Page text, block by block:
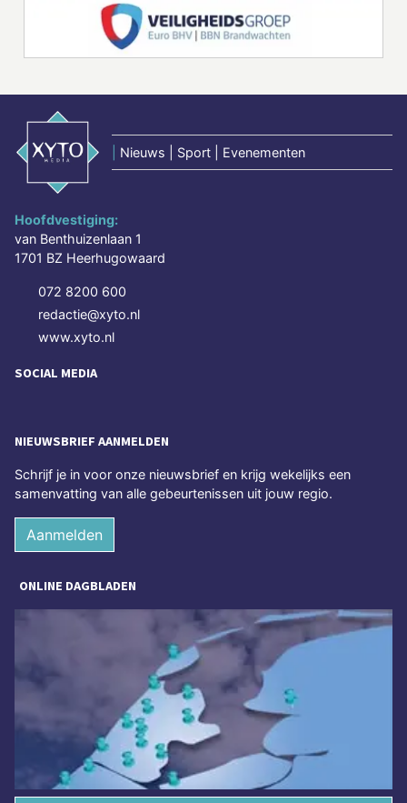
Nieuws | Sport | Evenementen
Hoofdvestiging:
van Benthuizenlaan 1
1701 BZ Heerhugowaard
072 8200 600
redactie@xyto.nl
www.xyto.nl
SOCIAL MEDIA
NIEUWSBRIEF AANMELDEN
Schrijf je in voor onze nieuwsbrief en krijg wekelijks een
samenvatting van alle gebeurtenissen uit jouw regio.
Aanmelden
ONLINE DAGBLADEN